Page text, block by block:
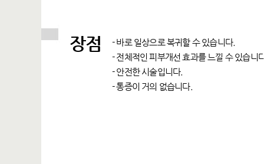
장점
- 바로 일상으로 복귀할 수 있습니다.
- 전체적인 피부개선 효과를 느낄 수 있습니
- 안전한 시술입니다.
- 통증이 거의 없습니다.